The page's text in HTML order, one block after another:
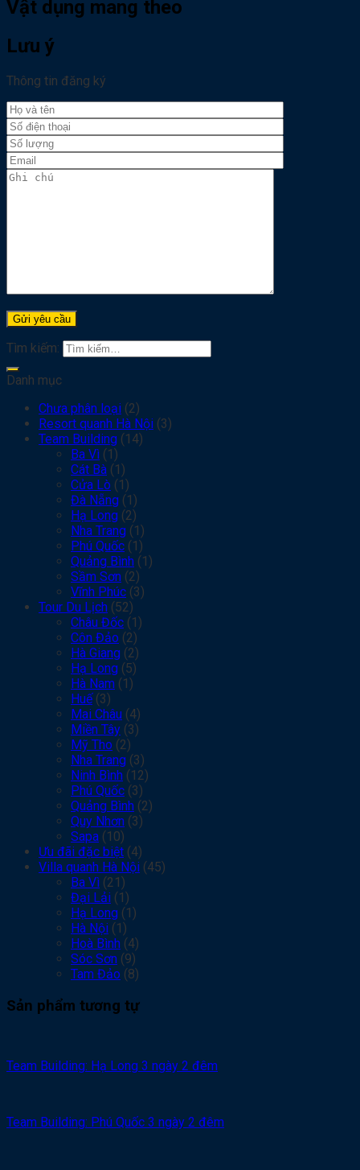
Vật dụng mang theo
Lưu ý
Thông tin đăng ký
Tìm kiếm:
Danh mục
Chưa phân loại (2)
Resort quanh Hà Nội (3)
Team Building (14)
Ba Vì (1)
Cát Bà (1)
Cửa Lò (1)
Đà Nẵng (1)
Hạ Long (2)
Nha Trang (1)
Phú Quốc (1)
Quảng Bình (1)
Sầm Sơn (2)
Vĩnh Phúc (3)
Tour Du Lịch (52)
Châu Đốc (1)
Côn Đảo (2)
Hà Giang (2)
Hạ Long (5)
Hà Nam (1)
Huế (3)
Mai Châu (4)
Miền Tây (3)
Mỹ Tho (2)
Nha Trang (3)
Ninh Bình (12)
Phú Quốc (3)
Quảng Bình (2)
Quy Nhơn (3)
Sapa (10)
Ưu đãi đặc biệt (4)
Villa quanh Hà Nội (45)
Ba Vì (21)
Đại Lải (1)
Hạ Long (1)
Hà Nội (1)
Hoà Bình (4)
Sóc Sơn (9)
Tam Đảo (8)
Sản phẩm tương tự
Team Building: Hạ Long 3 ngày 2 đêm
Team Building: Phú Quốc 3 ngày 2 đêm